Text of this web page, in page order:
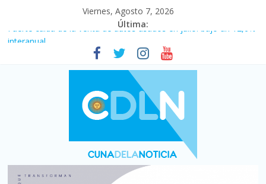
Viernes, Agosto 7, 2026
Última:
Fuerte caída de la venta de autos usados en julio: bajó un 12,6%
Central venció 1 a 0 al River de Coudet en el Monumental
La morosidad alcanzó su nivel más alto en dos décadas y ya
afecta a 400 mil deudores en Santa Fe
Desde que asumió Milei cerraron 41.000 kioscos: el sector
denuncia crisis como en 2001
Vacaciones de invierno con más movimiento y consumo
turístico: 4,6 millones de personas viajaron por el país, un 5,9%